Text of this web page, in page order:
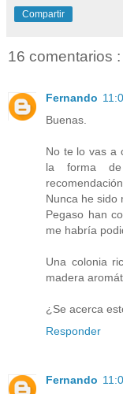
Compartir
16 comentarios :
Fernando
Buenas.
No te lo vas a
la forma
Nunca he sido
Pegaso han
me habría
Una colonia
madera
¿Se acerca
Responder
Fernando